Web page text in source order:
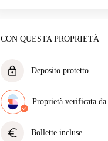
CON QUESTA PROPRIETÀ
lock Deposito protetto
restituisce il deposito, lo
Più informazioni
Proprietà verificata
ottieni esattamente ciò
euro Bollette incluse